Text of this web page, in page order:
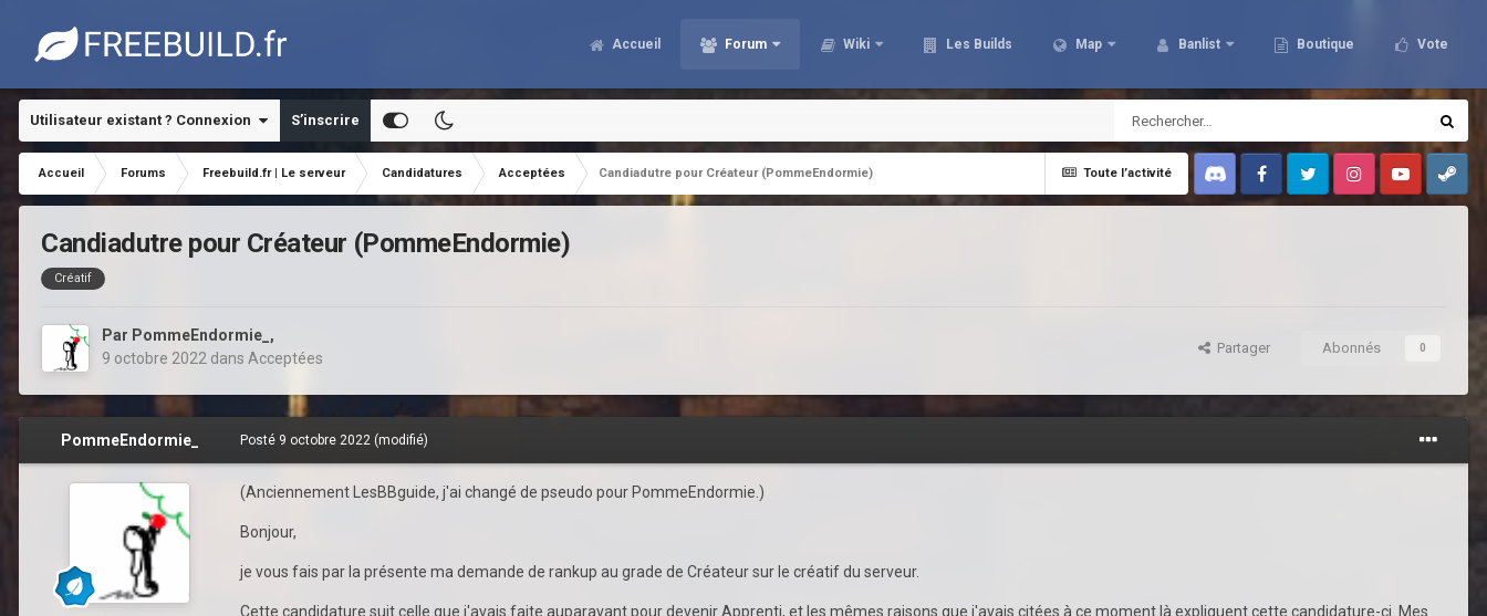
Accueil Forum Wiki Les Builds Map Banlist Boutique Vote
Utilisateur existant ? Connexion S’inscrire
Toute l’activité
Accueil Forums Freebuild.fr | Le serveur Candidatures Acceptées
Candiadutre pour Créateur (PommeEndormie)
Discord FacebookTwitter InstagramYoutubeSteam
Candiadutre pour Créateur (PommeEndormie)
Créatif
Par PommeEndormie_ ,
9 octobre 2022 dans Acceptées
Partager Abonnés 0
PommeEndormie_ Posté 9 octobre 2022 (modifié)
(Anciennement LesBBguide, j'ai changé de pseudo pour PommeEndormie.)
Bonjour,
je vous fais par la présente ma demande de rankup au grade de Créateur sur le créatif du serveur.
Cette candidature suit celle que j'avais faite auparavant pour devenir Apprenti, et les mêmes raisons que j'avais citées à ce moment là expliquent cette candidature-ci. Mes